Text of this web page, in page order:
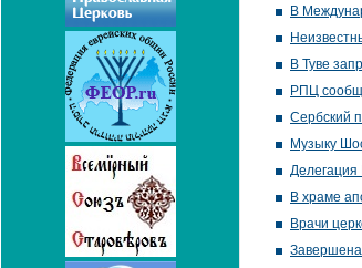
В
В Туве
РПЦ
Сербский
Музыку
Делегация
В храме
Врачи
Завершена